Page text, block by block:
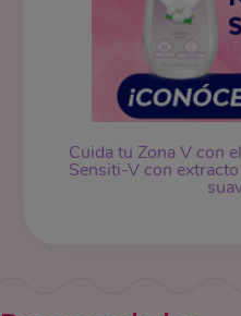
Cuida tu Zona V con
Sensiti-V con